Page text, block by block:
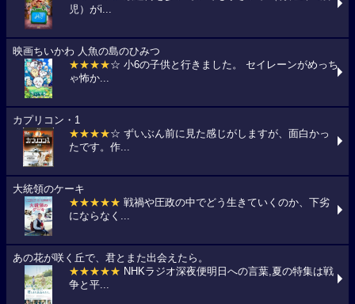
児）がi...
映画ちいかわ 人魚の島のひみつ
★★★★☆ 小6の子供と行きました。 セイレーンがめっち
ゃ怖か...
カプリコン・1
★★★★☆ ずいぶん前に見た感じがしますが、面白かっ
たです。作...
大統領のケーキ
★★★★★ 戦禍や圧政の中でどう生きていくのか、下劣
にならなく...
あの花が咲く丘で、君とまた出会えたら。
★★★★★ NHKラジオ深夜便明日への言葉,夏の特集は戦
争と平...